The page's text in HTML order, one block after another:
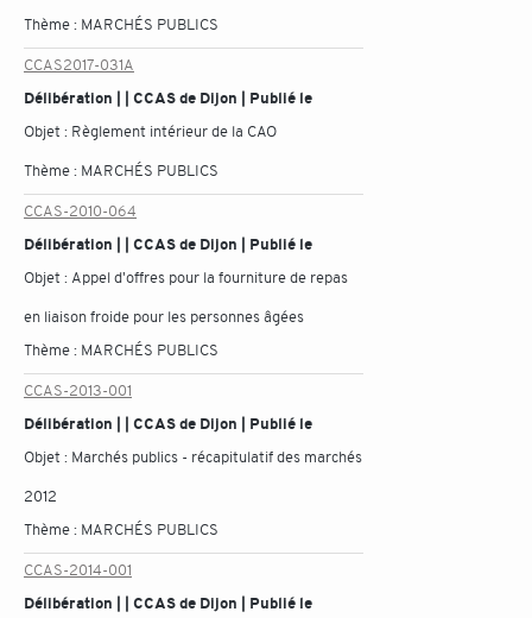
Thème : MARCHÉS PUBLICS
CCAS2017-031A
Délibération | | CCAS de Dijon | Publié le
Objet : Règlement intérieur de la CAO
Thème : MARCHÉS PUBLICS
CCAS-2010-064
Délibération | | CCAS de Dijon | Publié le
Objet : Appel d'offres pour la fourniture de repas
en liaison froide pour les personnes âgées
Thème : MARCHÉS PUBLICS
CCAS-2013-001
Délibération | | CCAS de Dijon | Publié le
Objet : Marchés publics - récapitulatif des marchés
2012
Thème : MARCHÉS PUBLICS
CCAS-2014-001
Délibération | | CCAS de Dijon | Publié le